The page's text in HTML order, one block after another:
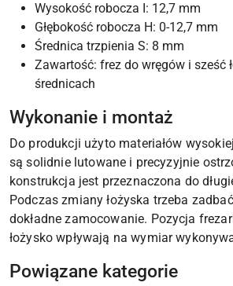
Wysokość robocza I: 12,7 mm
Głębokość robocza H: 0-12,7 mm
Średnica trzpienia S: 8 mm
Zawartość: frez do wręgów i sześć
średnicach
Wykonanie i montaż
Do produkcji użyto materiałów
są solidnie lutowane i precyzyjnie
konstrukcja jest przeznaczona do
Podczas zmiany łożyska trzeba
dokładne zamocowanie. Pozycja
łożysko wpływają na wymiar
Powiązane kategorie